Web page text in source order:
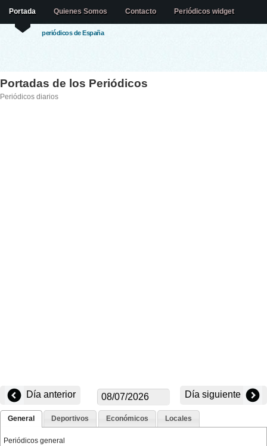
periódicos de España
Portada Quienes Somos Contacto Periódicos widget
Portadas de los Periódicos
Periódicos diarios
Día anterior Día siguiente
General Deportivos Económicos Locales
Periódicos general